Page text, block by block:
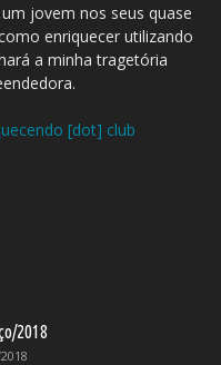
jovem nos seus quase
enriquecer utilizando
a minha tragetória
[dot] club
2018